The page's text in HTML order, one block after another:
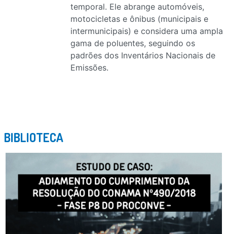
temporal. Ele abrange automóveis,
motocicletas e ônibus (municipais e
intermunicipais) e considera uma ampla
gama de poluentes, seguindo os
padrões dos Inventários Nacionais de
Emissões.
BIBLIOTECA